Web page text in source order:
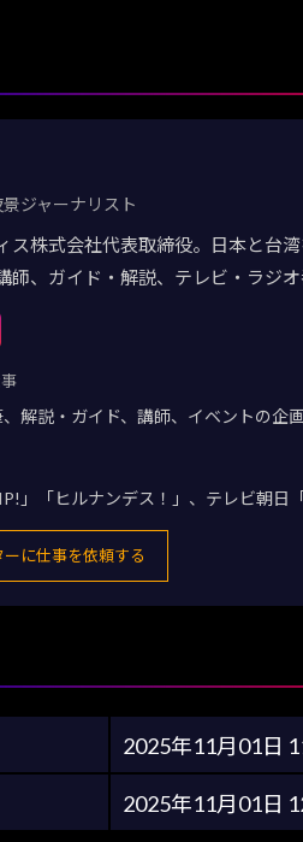
ジャーナリスト
ス株式会社代表取締役。日本と台
師、ガイド・解説、テレビ・ラジ
解説・ガイド、講師、イベントの企
」「ヒルナンデス！」、テレビ朝
ーに仕事を依頼する
2025年11月01日
2025年11月01日